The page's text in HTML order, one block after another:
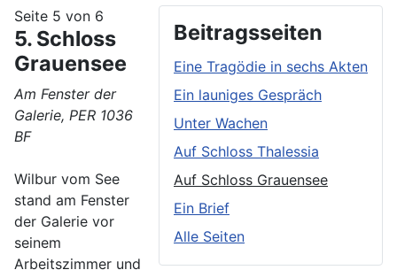
Beitragsseiten
Eine Tragödie in sechs Akten
Ein launiges Gespräch
Unter Wachen
Auf Schloss Thalessia
Auf Schloss Grauensee
Ein Brief
Alle Seiten
Seite 5 von 6
5. Schloss
Grauensee
Am Fenster der
Galerie, PER 1036
BF
Wilbur vom See
stand am Fenster
der Galerie vor
seinem
Arbeitszimmer und